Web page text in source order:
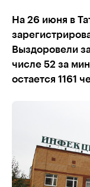
На 26 июня в
Выздоровели
числе 52 за
остается 1161